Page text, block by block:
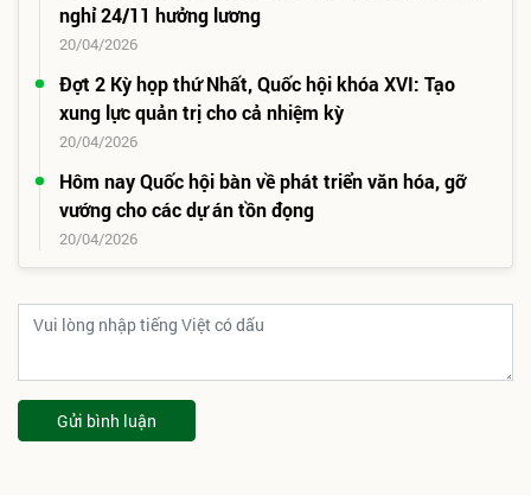
nghỉ 24/11 hưởng lương
20/04/2026
Đợt 2 Kỳ họp thứ Nhất, Quốc hội khóa XVI: Tạo
xung lực quản trị cho cả nhiệm kỳ
20/04/2026
Hôm nay Quốc hội bàn về phát triển văn hóa, gỡ
vướng cho các dự án tồn đọng
20/04/2026
Gửi bình luận